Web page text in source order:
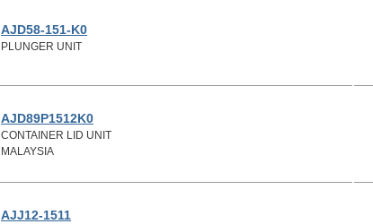
AJD58-151-K0
PLUNGER UNIT
AJD89P1512K0
CONTAINER LID UNIT
MALAYSIA
AJJ12-1511